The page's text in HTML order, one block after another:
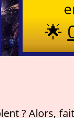
🌟
? Alors,